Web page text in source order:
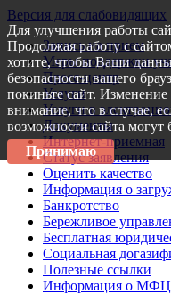
Версия для слабовидящих
Запись на прием
Меры поддержки
Пресс-центр
Услуги
Услуги в
Документы
Интернет-приемная
Статус заявления
Оценить качество
Информация о
Банкротство
Бережливое
Бесплатная
Социальная
Полезные ссылки
Информация о МФЦ
Для улучшения работы
Продолжая работу с
хотите, чтобы Ваши
безопасности вашего
покиньте сайт.
внимание, что в случае,
возможности сайта могут
Принимаю